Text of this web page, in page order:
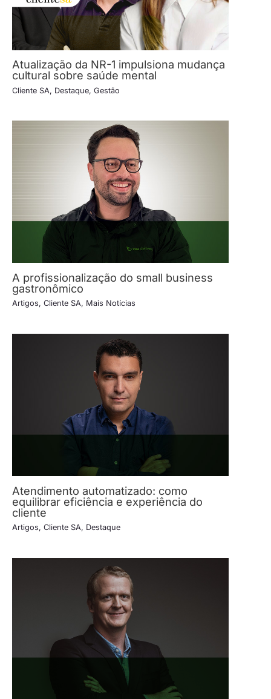
Atualização da NR-1 impulsiona mudança
cultural sobre saúde mental
Cliente SA, Destaque, Gestão
A profissionalização do small business
gastronômico
Artigos, Cliente SA, Mais Notícias
Atendimento automatizado: como
equilibrar eficiência e experiência do
cliente
Artigos, Cliente SA, Destaque